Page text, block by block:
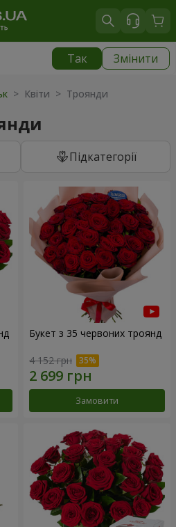
Так Змінити
> Квіти > Троянди
Підкатегорії
Букет з 35 червоних троянд
4 152 грн
Замовити